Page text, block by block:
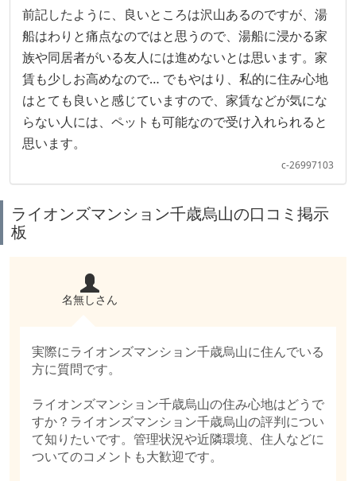
前記したように、良いところは沢山あるのですが、湯
船はわりと痛点なのではと思うので、湯船に浸かる家
族や同居者がいる友人には進めないとは思います。家
賃も少しお高めなので… でもやはり、私的に住み心地
はとても良いと感じていますので、家賃などが気にな
らない人には、ペットも可能なので受け入れられると
思います。
c-26997103
ライオンズマンション千歳烏山の口コミ掲示
板
名無しさん
実際にライオンズマンション千歳烏山に住んでいる
方に質問です。
ライオンズマンション千歳烏山の住み心地はどうで
すか？ライオンズマンション千歳烏山の評判につい
て知りたいです。管理状況や近隣環境、住人などに
ついてのコメントも大歓迎です。